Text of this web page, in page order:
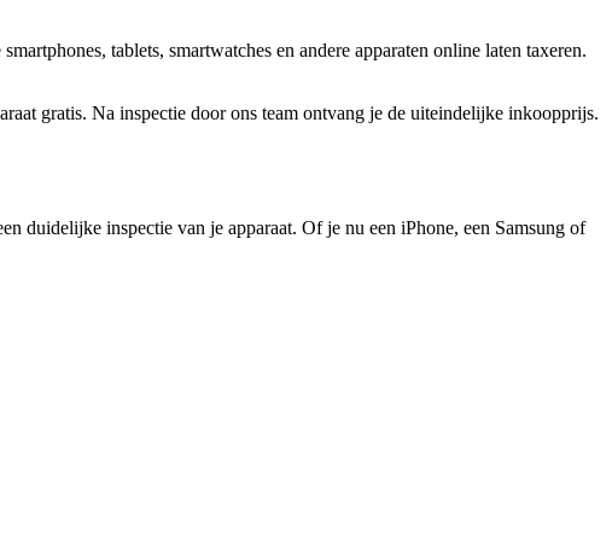
tablets, smartwatches en andere apparaten online laten taxeren.
gratis. Na inspectie door ons team ontvang je de uiteindelijke inkoopprijs.
duidelijke inspectie van je apparaat. Of je nu een iPhone, een Samsung of